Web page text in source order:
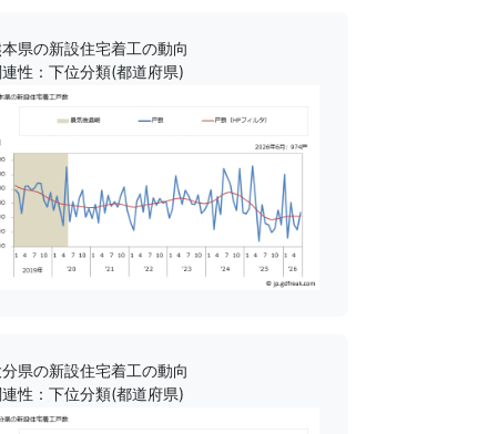
県の新設住宅着工の動向
性：下位分類(都道府県)
分県の新設住宅着工の動向
性：下位分類(都道府県)